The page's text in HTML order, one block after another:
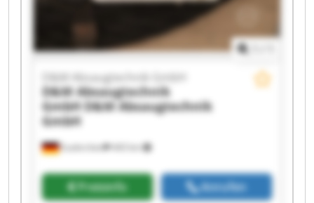
Euskirchen 443 km
D&M Absaugtechnik GmbH
D&M Absaugtechnik
GmbH D&M Absaugtechnik
GmbH
Preisinfo Anrufen